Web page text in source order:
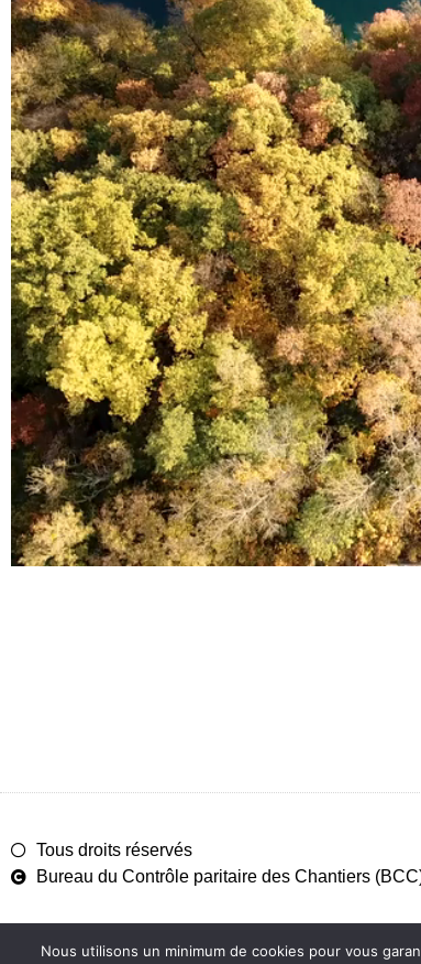
Tous droits réservés
Bureau du Contrôle paritaire des Chantiers
Nous utilisons un minimum de cookies pour vous